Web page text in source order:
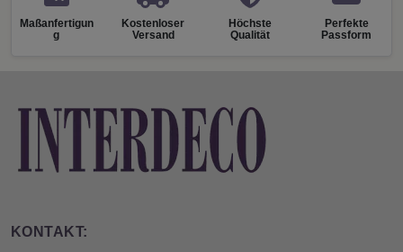
Maßanfertigun
g
Kostenloser
Versand
Höchste
Qualität
Perfekte
Passform
KONTAKT: